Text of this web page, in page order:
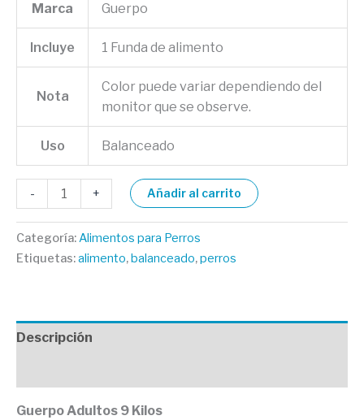
Marca Guerpo
Incluye 1 Funda de alimento
Nota
Color puede variar dependiendo del
monitor que se observe.
Uso Balanceado
- + Añadir al carrito
Categoría:Alimentos para Perros
Etiquetas:alimento,balanceado,perros
Descripción
Guerpo Adultos 9 Kilos